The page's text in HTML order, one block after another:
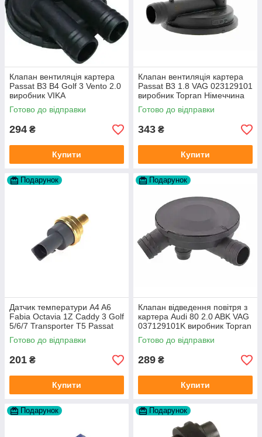
Клапан вентиляція картера
Passat B3 B4 Golf 3 Vento 2.0
виробник VIKA
Готово до відправки
294 ₴
Купити
Клапан вентиляція картера
Passat B3 1.8 VAG 023129101
виробник Topran Німеччина
Готово до відправки
343 ₴
Купити
Подарунок
Датчик температури A4 A6
Fabia Octavia 1Z Caddy 3 Golf
5/6/7 Transporter T5 Passat
B6 (колір сірий)
Готово до відправки
201 ₴
Купити
Подарунок
Клапан відведення повітря з
картера Audi 80 2.0 ABK VAG
037129101K виробник Topran
Німеччина
Готово до відправки
289 ₴
Купити
Подарунок Подарунок